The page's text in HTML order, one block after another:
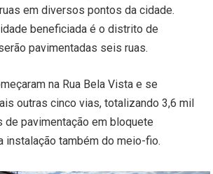
em diversos pontos da cidade.
beneficiada é o distrito de
pavimentadas seis ruas.
na Rua Bela Vista e se
outras cinco vias, totalizando 3,6 mil
de pavimentação em bloquete
instalação também do meio-fio.